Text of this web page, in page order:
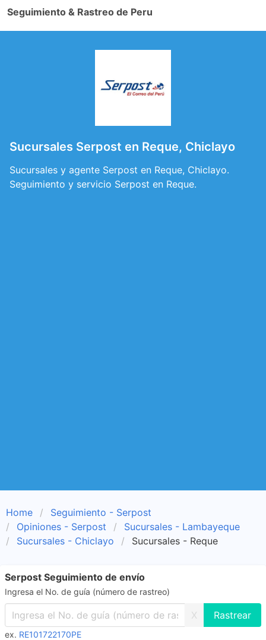
Seguimiento & Rastreo de Peru
Sucursales Serpost en Reque, Chiclayo
Sucursales y agente Serpost en Reque, Chiclayo.
Seguimiento y servicio Serpost en Reque.
Home
Seguimiento - Serpost
Opiniones - Serpost
Sucursales - Lambayeque
Sucursales - Chiclayo
Sucursales - Reque
Serpost Seguimiento de envío
Ingresa el No. de guía (número de rastreo)
X
ex. RE101722170PE